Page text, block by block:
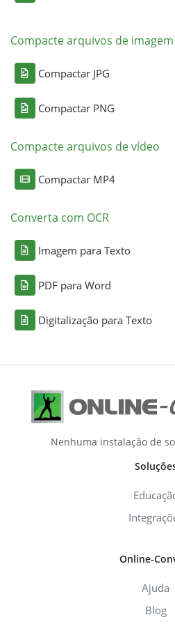
Compacte arquivos de imagem
Compactar JPG
Compactar PNG
Compacte arquivos de vídeo
Compactar MP4
Converta com OCR
Imagem para Texto
PDF para Word
Digitalização para Texto
Nenhuma instalação de
Online-
Ajuda
Blog